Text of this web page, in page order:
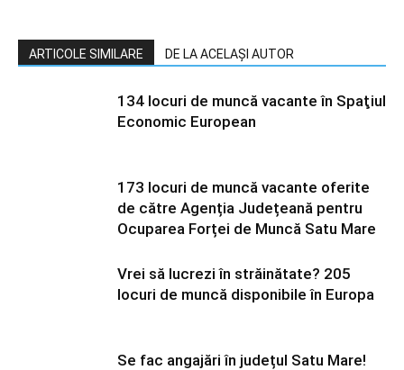
ARTICOLE SIMILARE DE LA ACELAȘI AUTOR
134 locuri de muncă vacante în Spaţiul
Economic European
173 locuri de muncă vacante oferite
de către Agenția Județeană pentru
Ocuparea Forței de Muncă Satu Mare
Vrei să lucrezi în străinătate? 205
locuri de muncă disponibile în Europa
Se fac angajări în județul Satu Mare!